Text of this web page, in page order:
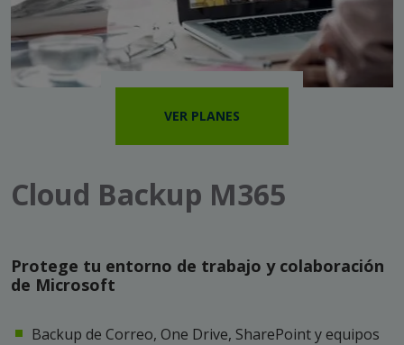
VER PLANES
Cloud Backup M365
Protege tu entorno de trabajo y colaboración
de Microsoft
Backup de Correo, One Drive, SharePoint y equipos